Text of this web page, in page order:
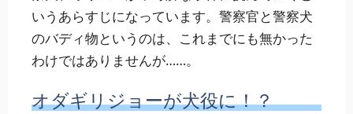
いうあらすじになっています。警察官と警察犬
のバディ物というのは、これまでにも無かった
わけではありませんが……。
オダギリジョーが犬役に！？